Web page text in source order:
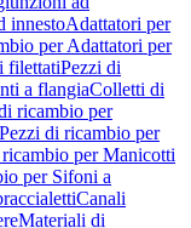
innestoAdattatori per
per Adattatori per
filettatiPezzi di
a flangiaColletti di
ricambio per
Pezzi di ricambio per
per Manicotti
per Sifoni a
Canali
Materiali di